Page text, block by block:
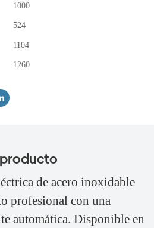
1000
524
1104
1260
de acero inoxidable
profesional con una
automática. Disponible en